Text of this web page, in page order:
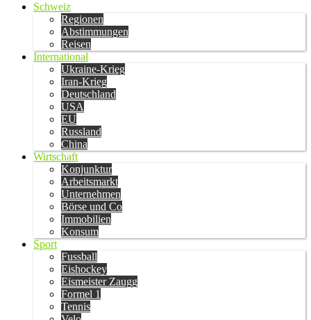
Schweiz
Regionen
Abstimmungen
Reisen
International
Ukraine-Krieg
Iran-Krieg
Deutschland
USA
EU
Russland
China
Wirtschaft
Konjunktur
Arbeitsmarkt
Unternehmen
Börse und Co
Immobilien
Konsum
Sport
Fussball
Eishockey
Eismeister Zaugg
Formel 1
Tennis